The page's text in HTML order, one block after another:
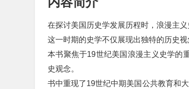
在探讨美国历史学发展历程时，浪漫主义
这一时期的史学不仅展现出独特的历史
本书聚焦于19世纪美国浪漫主义史学的
史观念。
书中重现了19世纪中期美国公共教育和